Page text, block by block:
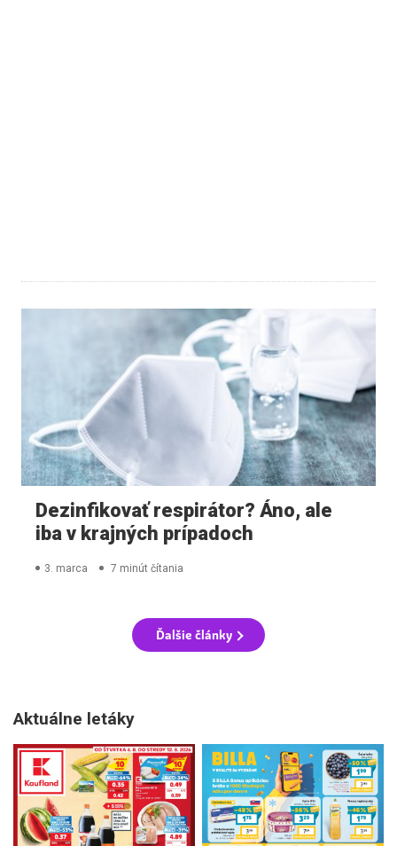
Dezinfikovať respirátor? Áno, ale
iba v krajných prípadoch
3. marca 7 minút čítania
Ďalšie články
Aktuálne letáky